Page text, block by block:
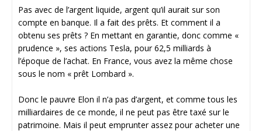
Pas avec de l’argent liquide, argent qu’il aurait sur son
compte en banque. Il a fait des prêts. Et comment il a
obtenu ses prêts ? En mettant en garantie, donc comme «
prudence », ses actions Tesla, pour 62,5 milliards à
l’époque de l’achat. En France, vous avez la même chose
sous le nom « prêt Lombard ».
Donc le pauvre Elon il n’a pas d’argent, et comme tous les
milliardaires de ce monde, il ne peut pas être taxé sur le
patrimoine. Mais il peut emprunter assez pour acheter une